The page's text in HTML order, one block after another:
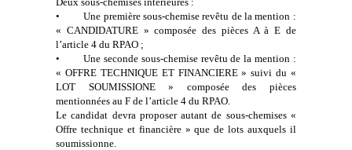
•
Une première sous-chemise revêtu de la mention :
« CANDIDATURE » composée des pièces A à E de
l’article 4 du RPAO ;
•
Une seconde sous-chemise revêtu de la mention :
« OFFRE TECHNIQUE ET FINANCIERE » suivi du «
LOT SOUMISSIONE » composée des pièces
mentionnées au F de l’article 4 du RPAO.
Le candidat devra proposer autant de sous-chemises «
Offre technique et financière » que de lots auxquels il
soumissionne.